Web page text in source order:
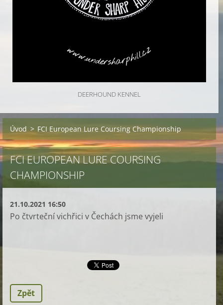
DEERHOUND KENNEL
Úvod > FCI European Lure Coursing Championship
FCI EUROPEAN LURE COURSING
CHAMPIONSHIP
21.10.2021 16:50
Po čtvrteční vichřici v Čechách jsme vyjeli
Zpět